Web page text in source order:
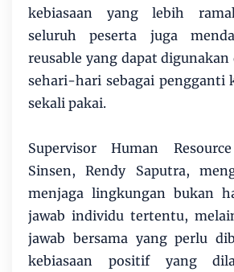
kebiasaan yang lebih
seluruh peserta juga
reusable yang dapat
sehari-hari sebagai pengganti
sekali pakai.
Supervisor Human
Sinsen, Rendy Saputra,
menjaga lingkungan bukan
jawab individu tertentu,
jawab bersama yang perlu
kebiasaan positif yang